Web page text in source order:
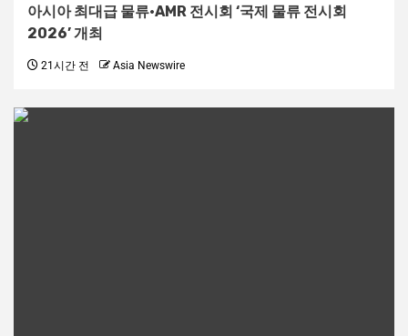
아시아 최대급 물류·AMR 전시회 ‘국제 물류 전시회
2026’ 개최
21시간 전 Asia Newswire